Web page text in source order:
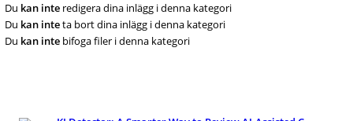
Du kan inte redigera dina inlägg i denna kategori
Du kan inteta bort dina inlägg i denna kategori
Du kan inte bifoga filer i denna kategori